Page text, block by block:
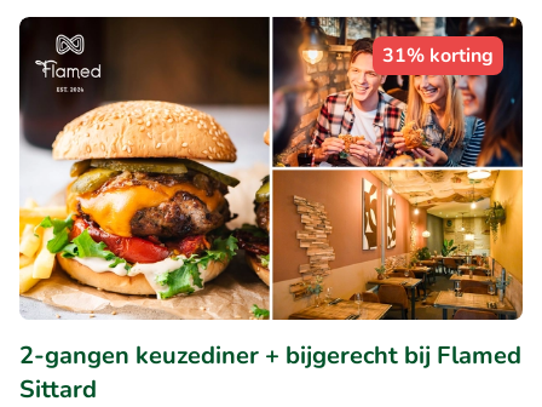
31% korting
2-gangen keuzediner + bijgerecht bij Flamed
Sittard